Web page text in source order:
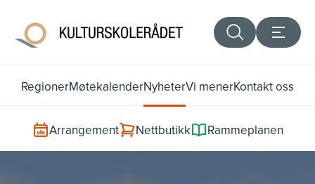
RegionerMøtekalenderNyheterVi menerKontakt oss
Arrangement Nettbutikk Rammeplanen